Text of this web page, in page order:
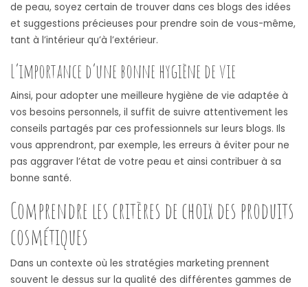
de peau, soyez certain de trouver dans ces blogs des idées
et suggestions précieuses pour prendre soin de vous-même,
tant à l’intérieur qu’à l’extérieur.
L’importance d’une bonne hygiène de vie
Ainsi, pour adopter une meilleure hygiène de vie adaptée à
vos besoins personnels, il suffit de suivre attentivement les
conseils partagés par ces professionnels sur leurs blogs. Ils
vous apprendront, par exemple, les erreurs à éviter pour ne
pas aggraver l’état de votre peau et ainsi contribuer à sa
bonne santé.
Comprendre les critères de choix des produits
cosmétiques
Dans un contexte où les stratégies marketing prennent
souvent le dessus sur la qualité des différentes gammes de